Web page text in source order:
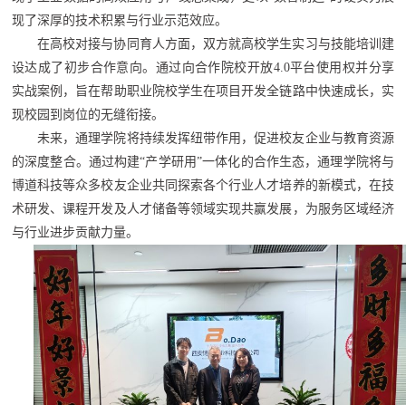
现了深厚的技术积累与行业示范效应。
在高校对接与协同育人方面，双方就高校学生实习与技能培训建
设达成了初步合作意向。通过向合作院校开放4.0平台使用权并分享
实战案例，旨在帮助职业院校学生在项目开发全链路中快速成长，实
现校园到岗位的无缝衔接。
未来，通理学院将持续发挥纽带作用，促进校友企业与教育资源
的深度整合。通过构建“产学研用”一体化的合作生态，通理学院将与
博道科技等众多校友企业共同探索各个行业人才培养的新模式，在技
术研发、课程开发及人才储备等领域实现共赢发展，为服务区域经济
与行业进步贡献力量。